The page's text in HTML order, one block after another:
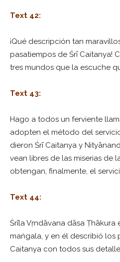
Text 42:
¡Qué descripción tan
pasatiempos de Śrī Caitanya!
tres mundos que la escuche
Text 43:
Hago a todos un ferviente
adopten el método del
dieron Śrī Caitanya y
vean libres de las miserias de
obtengan, finalmente, el
Text 44:
Śrīla Vṛndāvana dāsa Ṭhākura
maṅgala, y en él describió los
Caitanya con todos sus